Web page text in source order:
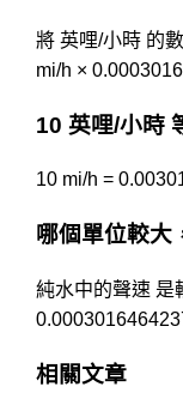
將 英哩/小時 的
mi/h ×
10 英哩/小時
10 mi/h =
哪個單位較大
純水中的聲速 是
相關文章